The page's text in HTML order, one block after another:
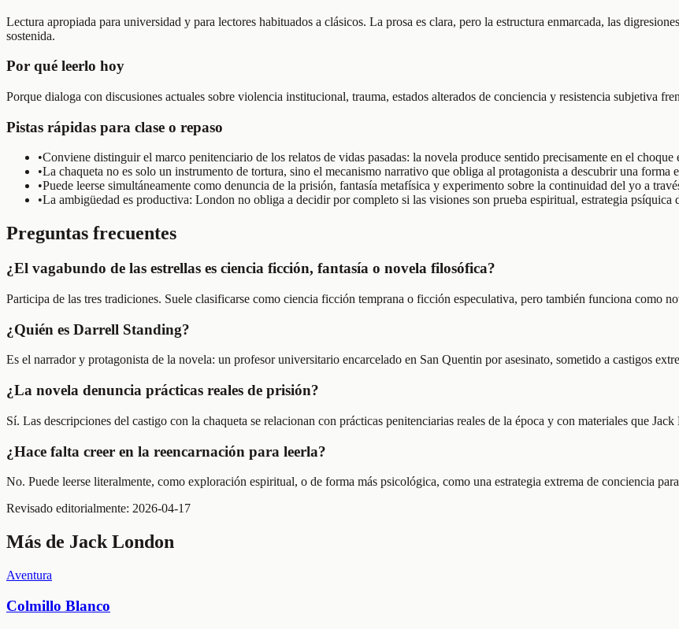
Lectura apropiada para universidad y para lectores habituados a clásicos. La prosa es clara, pero la estructura enmarcada, las
sostenida.
Por qué leerlo hoy
Porque dialoga con discusiones actuales sobre violencia institucional, trauma, estados alterados de conciencia y resistencia subjetiva
Pistas rápidas para clase o repaso
•Conviene distinguir el marco penitenciario de los relatos de vidas pasadas: la novela produce sentido precisamente en el choque
•La chaqueta no es solo un instrumento de tortura, sino el mecanismo narrativo que obliga al protagonista a descubrir una forma
•Puede leerse simultáneamente como denuncia de la prisión, fantasía metafísica y experimento sobre la continuidad del yo a
•La ambigüedad es productiva: London no obliga a decidir por completo si las visiones son prueba espiritual, estrategia psíquica
Preguntas frecuentes
¿El vagabundo de las estrellas es ciencia ficción, fantasía o novela filosófica?
Participa de las tres tradiciones. Suele clasificarse como ciencia ficción temprana o ficción especulativa, pero también funciona como
¿Quién es Darrell Standing?
Es el narrador y protagonista de la novela: un profesor universitario encarcelado en San Quentin por asesinato, sometido a castigos
¿La novela denuncia prácticas reales de prisión?
Sí. Las descripciones del castigo con la chaqueta se relacionan con prácticas penitenciarias reales de la época y con materiales que
¿Hace falta creer en la reencarnación para leerla?
No. Puede leerse literalmente, como exploración espiritual, o de forma más psicológica, como una estrategia extrema de conciencia
Revisado editorialmente: 2026-04-17
Más de Jack London
Aventura
Colmillo Blanco